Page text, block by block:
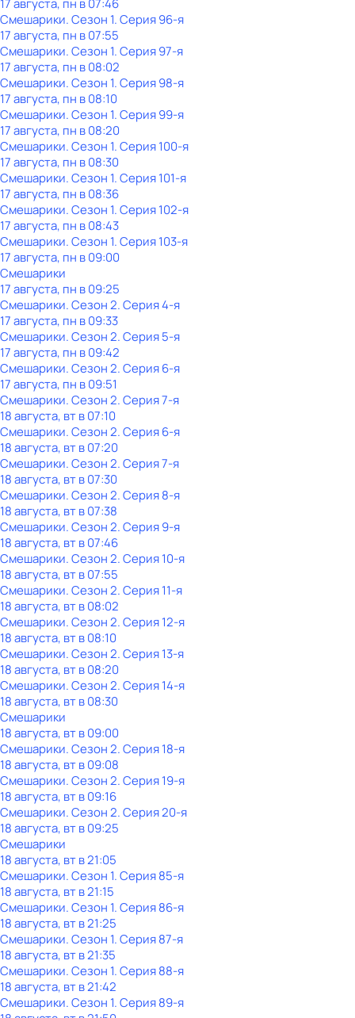
17 августа, пн в 07:46
Смешарики. Сезон 1. Серия 96-я
17 августа, пн в 07:55
Смешарики. Сезон 1. Серия 97-я
17 августа, пн в 08:02
Смешарики. Сезон 1. Серия 98-я
17 августа, пн в 08:10
Смешарики. Сезон 1. Серия 99-я
17 августа, пн в 08:20
Смешарики. Сезон 1. Серия 100-я
17 августа, пн в 08:30
Смешарики. Сезон 1. Серия 101-я
17 августа, пн в 08:36
Смешарики. Сезон 1. Серия 102-я
17 августа, пн в 08:43
Смешарики. Сезон 1. Серия 103-я
17 августа, пн в 09:00
Смешарики
17 августа, пн в 09:25
Смешарики. Сезон 2. Серия 4-я
17 августа, пн в 09:33
Смешарики. Сезон 2. Серия 5-я
17 августа, пн в 09:42
Смешарики. Сезон 2. Серия 6-я
17 августа, пн в 09:51
Смешарики. Сезон 2. Серия 7-я
18 августа, вт в 07:10
Смешарики. Сезон 2. Серия 6-я
18 августа, вт в 07:20
Смешарики. Сезон 2. Серия 7-я
18 августа, вт в 07:30
Смешарики. Сезон 2. Серия 8-я
18 августа, вт в 07:38
Смешарики. Сезон 2. Серия 9-я
18 августа, вт в 07:46
Смешарики. Сезон 2. Серия 10-я
18 августа, вт в 07:55
Смешарики. Сезон 2. Серия 11-я
18 августа, вт в 08:02
Смешарики. Сезон 2. Серия 12-я
18 августа, вт в 08:10
Смешарики. Сезон 2. Серия 13-я
18 августа, вт в 08:20
Смешарики. Сезон 2. Серия 14-я
18 августа, вт в 08:30
Смешарики
18 августа, вт в 09:00
Смешарики. Сезон 2. Серия 18-я
18 августа, вт в 09:08
Смешарики. Сезон 2. Серия 19-я
18 августа, вт в 09:16
Смешарики. Сезон 2. Серия 20-я
18 августа, вт в 09:25
Смешарики
18 августа, вт в 21:05
Смешарики. Сезон 1. Серия 85-я
18 августа, вт в 21:15
Смешарики. Сезон 1. Серия 86-я
18 августа, вт в 21:25
Смешарики. Сезон 1. Серия 87-я
18 августа, вт в 21:35
Смешарики. Сезон 1. Серия 88-я
18 августа, вт в 21:42
Смешарики. Сезон 1. Серия 89-я